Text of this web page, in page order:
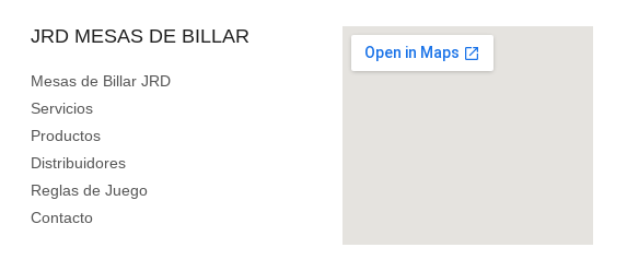
JRD MESAS DE BILLAR
Mesas de Billar JRD
Servicios
Productos
Distribuidores
Reglas de Juego
Contacto